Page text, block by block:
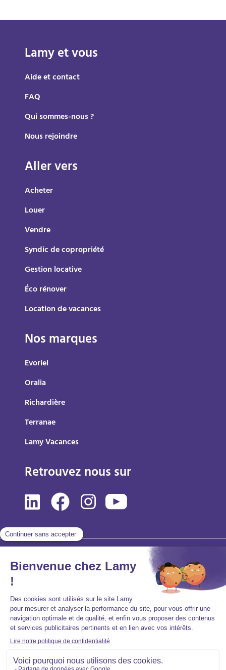
Lamy et vous
Aide et contact
FAQ
Qui sommes-nous ?
Nous rejoindre
Aller vers
Acheter
Louer
Vendre
Syndic de copropriété
Gestion locative
Éco rénover
Location de vacances
Nos marques
Evoriel
Oralia
Richardière
Terranae
Lamy Vacances
Retrouvez nous sur
Politique de protection des données personnelles
Accessibilité : partiellement conforme